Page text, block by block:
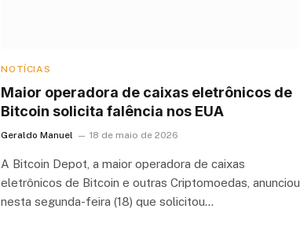
NOTÍCIAS
Maior operadora de caixas eletrônicos de
Bitcoin solicita falência nos EUA
Geraldo Manuel 18 de maio de 2026
A Bitcoin Depot, a maior operadora de caixas
eletrônicos de Bitcoin e outras Criptomoedas, anunciou
nesta segunda-feira (18) que solicitou…